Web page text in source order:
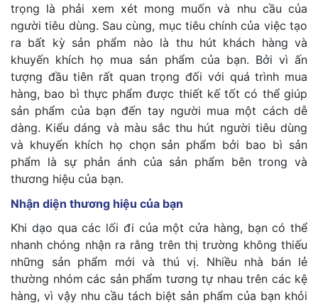
trọng là phải xem xét mong muốn và nhu cầu của
người tiêu dùng. Sau cùng, mục tiêu chính của việc tạo
ra bất kỳ sản phẩm nào là thu hút khách hàng và
khuyến khích họ mua sản phẩm của bạn. Bởi vì ấn
tượng đầu tiên rất quan trọng đối với quá trình mua
hàng, bao bì thực phẩm được thiết kế tốt có thể giúp
sản phẩm của bạn đến tay người mua một cách dễ
dàng. Kiểu dáng và màu sắc thu hút người tiêu dùng
và khuyến khích họ chọn sản phẩm bởi bao bì sản
phẩm là sự phản ánh của sản phẩm bên trong và
thương hiệu của bạn.
Nhận diện thương hiệu của bạn
Khi dạo qua các lối đi của một cửa hàng, bạn có thể
nhanh chóng nhận ra rằng trên thị trường không thiếu
những sản phẩm mới và thú vị. Nhiều nhà bán lẻ
thường nhóm các sản phẩm tương tự nhau trên các kệ
hàng, vì vậy nhu cầu tách biệt sản phẩm của bạn khỏi